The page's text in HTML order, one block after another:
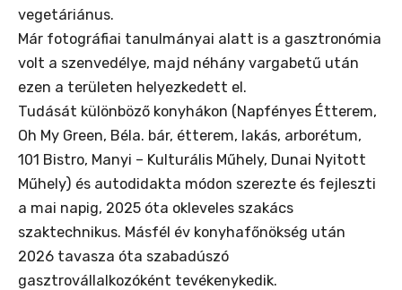
vegetáriánus.
Már fotográfiai tanulmányai alatt is a gasztronómia
volt a szenvedélye, majd néhány vargabetű után
ezen a területen helyezkedett el.
Tudását különböző konyhákon (Napfényes Étterem,
Oh My Green, Béla. bár, étterem, lakás, arborétum,
101 Bistro, Manyi – Kulturális Műhely, Dunai Nyitott
Műhely) és autodidakta módon szerezte és fejleszti
a mai napig, 2025 óta okleveles szakács
szaktechnikus. Másfél év konyhafőnökség után
2026 tavasza óta szabadúszó
gasztrovállalkozóként tevékenykedik.